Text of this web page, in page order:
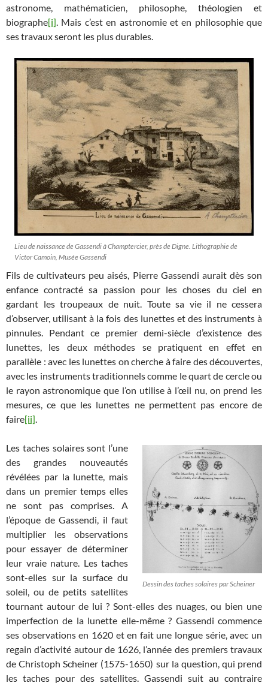
astronome, mathématicien, philosophe, théologien et
biographe[i]. Mais c’est en astronomie et en philosophie que
ses travaux seront les plus durables.
Lieu de naissance de Gassendi à Champtercier, près de Digne. Lithographie de
Victor Camoin, Musée Gassendi
Fils de cultivateurs peu aisés, Pierre Gassendi aurait dès son
enfance contracté sa passion pour les choses du ciel en
gardant les troupeaux de nuit. Toute sa vie il ne cessera
d’observer, utilisant à la fois des lunettes et des instruments à
pinnules. Pendant ce premier demi-siècle d’existence des
lunettes, les deux méthodes se pratiquent en effet en
parallèle : avec les lunettes on cherche à faire des découvertes,
avec les instruments traditionnels comme le quart de cercle ou
le rayon astronomique que l’on utilise à l’œil nu, on prend les
mesures, ce que les lunettes ne permettent pas encore de
faire[ii].
Dessin des taches solaires par Scheiner
Les taches solaires sont l’une
des grandes nouveautés
révélées par la lunette, mais
dans un premier temps elles
ne sont pas comprises. A
l’époque de Gassendi, il faut
multiplier les observations
pour essayer de déterminer
leur vraie nature. Les taches
sont-elles sur la surface du
soleil, ou de petits satellites
tournant autour de lui ? Sont-elles des nuages, ou bien une
imperfection de la lunette elle-même ? Gassendi commence
ses observations en 1620 et en fait une longue série, avec un
regain d’activité autour de 1626, l’année des premiers travaux
de Christoph Scheiner (1575-1650) sur la question, qui prend
les taches pour des satellites. Gassendi suit au contraire